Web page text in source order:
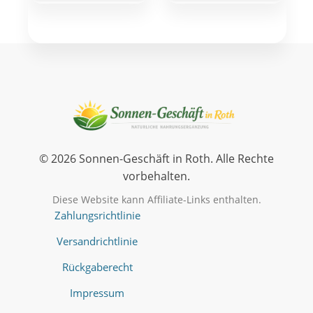
© 2026 Sonnen-Geschäft in Roth. Alle Rechte
vorbehalten.
Diese Website kann Affiliate-Links enthalten.
Zahlungsrichtlinie
Versandrichtlinie
Rückgaberecht
Impressum